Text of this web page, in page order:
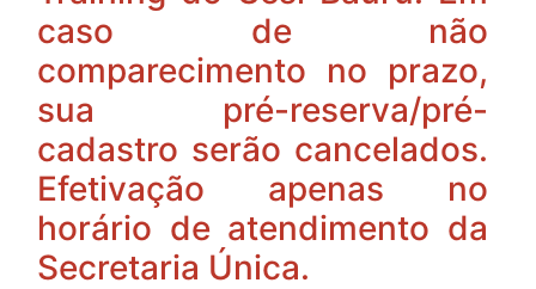
caso de não
comparecimento no prazo,
sua pré-reserva/pré-
cadastro serão cancelados.
Efetivação apenas no
horário de atendimento da
Secretaria Única.